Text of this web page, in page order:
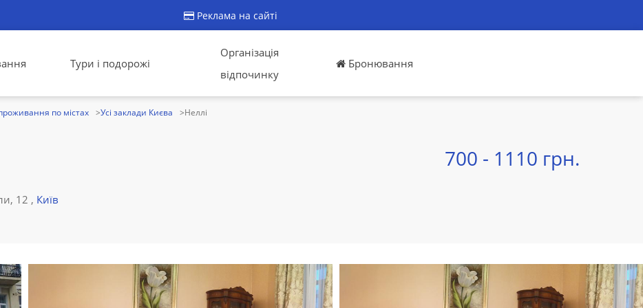
Реклама на сайті
Тури і подорожі
Організація
відпочинку
Бронювання
по містах Усі заклади Києва Неллі
700 - 1110 грн.
12 , Київ